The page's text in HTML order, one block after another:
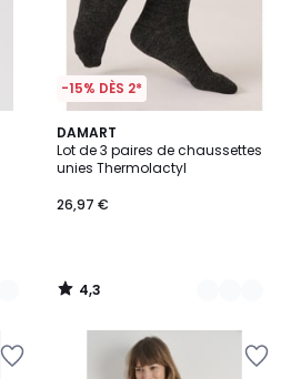
-15% DÈS 2*
DAMART
Lot de 3 paires de chaussettes
unies Thermolactyl
26,97 €
4,3
/ 5
2
Couleurs
4,3
/